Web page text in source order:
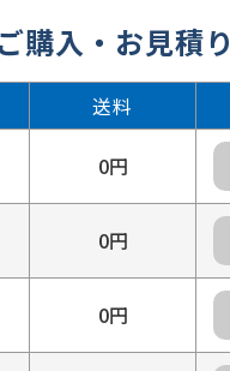
購入・お見積り
送料
0円
0円
0円